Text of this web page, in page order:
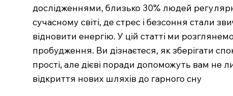
дослідженнями, близько 30% людей
сучасному світі, де стрес і безсоння стали
відновити енергію. У цій статті ми
пробудження. Ви дізнаєтеся, як зберігати
прості, але дієві поради допоможуть вам не
відкриття нових шляхів до гарного сну